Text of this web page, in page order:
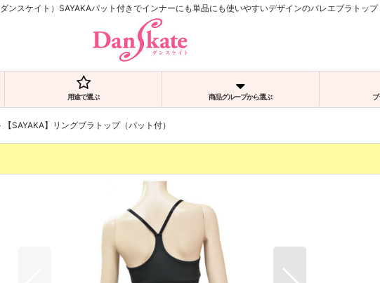
ンスケイト）SAYAKAパット付きでインナーにも単品にも使いやすいデザインのバレエブラトップ
用途で選ぶ 商品グループから選ぶ
【SAYAKA】リングブラトップ（パット付）